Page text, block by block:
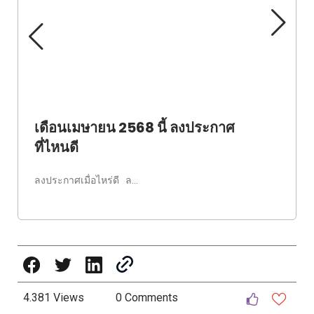
เดือนเมษายน 2568 นี้ ลงประกาศ
ที่ไหนดี
ลงประกาศเมื่อไหร่ดี ล…
4.381 Views 0 Comments